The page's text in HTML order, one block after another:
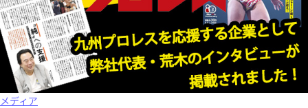
メディア